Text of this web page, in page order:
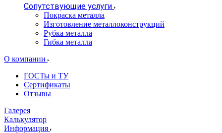
Сопутствующие услуги
Покраска металла
Изготовление металлоконструкций
Рубка металла
Гибка металла
О компании
ГОСТы и ТУ
Сертификаты
Отзывы
Галерея
Калькулятор
Информация